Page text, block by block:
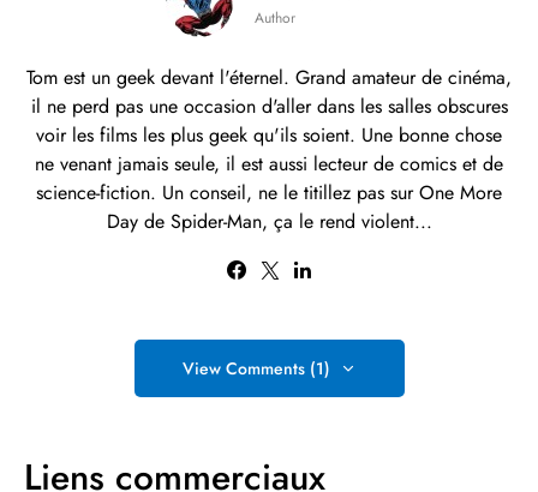
Author
Tom est un geek devant l'éternel. Grand amateur de cinéma,
il ne perd pas une occasion d'aller dans les salles obscures
voir les films les plus geek qu'ils soient. Une bonne chose
ne venant jamais seule, il est aussi lecteur de comics et de
science-fiction. Un conseil, ne le titillez pas sur One More
Day de Spider-Man, ça le rend violent...
View Comments (1)
Liens commerciaux